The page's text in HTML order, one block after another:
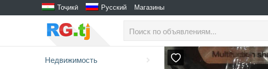
Тоҷикӣ Русский Магазины
Недвижимость